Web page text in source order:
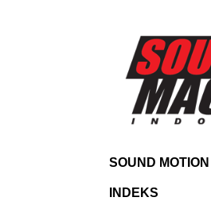
SOUND MOTION
INDEKS